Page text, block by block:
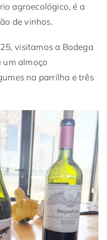
agroecológico, é a
de vinhos.
visitamos a Bodega
um almoço
na parrilha e três